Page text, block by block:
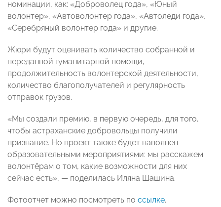
номинации, как: «Доброволец года», «Юный
волонтер», «Автоволонтер года», «Автоледи года»,
«Серебряный волонтер года» и другие.
Жюри будут оценивать количество собранной и
переданной гуманитарной помощи,
продолжительность волонтерской деятельности,
количество благополучателей и регулярность
отправок грузов.
«Мы создали премию, в первую очередь, для того,
чтобы астраханские добровольцы получили
признание. Но проект также будет наполнен
образовательными мероприятиями: мы расскажем
волонтёрам о том, какие возможности для них
сейчас есть», — поделилась Иляна Шашина.
Фотоотчет можно посмотреть по ссылке.